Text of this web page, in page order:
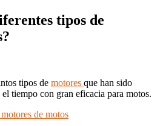
tipos de
tipos de motores que han sido
tiempo con gran eficacia para motos.